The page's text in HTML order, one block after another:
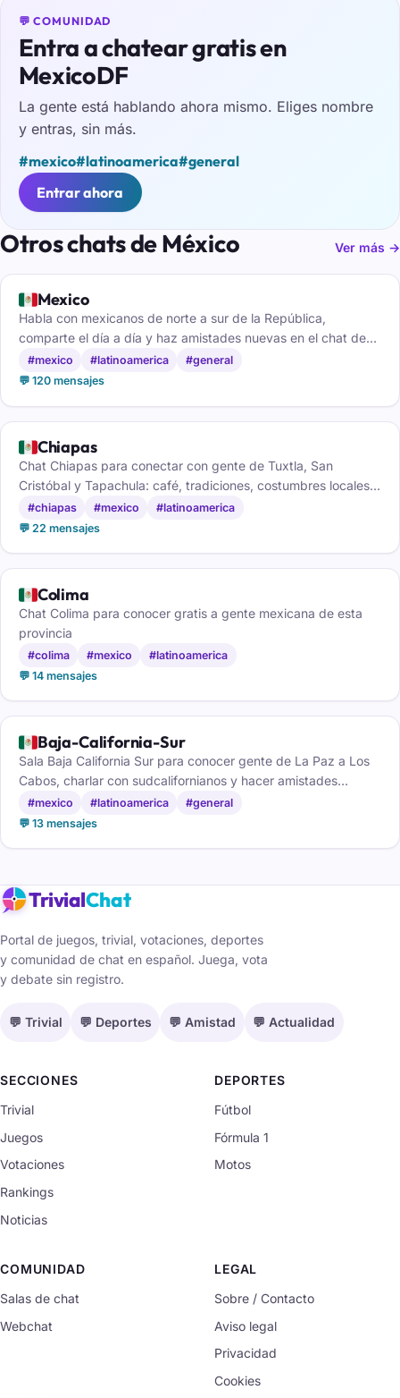
💬 COMUNIDAD
Entra a chatear gratis en
MexicoDF
La gente está hablando ahora mismo. Eliges nombre
y entras, sin más.
#mexico#latinoamerica#general
Entrar ahora
Otros chats de México Ver más →
🇲🇽Mexico
Habla con mexicanos de norte a sur de la República,
comparte el día a día y haz amistades nuevas en el chat de
México.
#mexico #latinoamerica
#general
💬 120 mensajes
🇲🇽Chiapas
Chat Chiapas para conectar con gente de Tuxtla, San
Cristóbal y Tapachula: café, tradiciones, costumbres locales y
amistad sin registro.
#chiapas #mexico
#latinoamerica
💬 22 mensajes
🇲🇽Colima
Chat Colima para conocer gratis a gente mexicana de esta
provincia
#colima #mexico
#latinoamerica
💬 14 mensajes
🇲🇽Baja-California-Sur
Sala Baja California Sur para conocer gente de La Paz a Los
Cabos, charlar con sudcalifornianos y hacer amistades
nuevas.
#mexico #latinoamerica
#general
💬 13 mensajes
TrivialChat
Portal de juegos, trivial, votaciones, deportes
y comunidad de chat en español. Juega, vota
y debate sin registro.
💬 Trivial 💬 Deportes 💬 Amistad 💬 Actualidad
SECCIONES
Trivial
Juegos
Votaciones
Rankings
Noticias
DEPORTES
Fútbol
Fórmula 1
Motos
COMUNIDAD
Salas de chat
Webchat
LEGAL
Sobre / Contacto
Aviso legal
Privacidad
Cookies